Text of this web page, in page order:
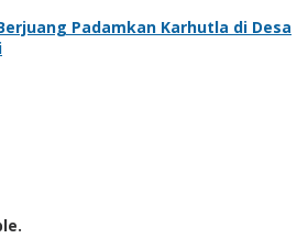
Padamkan Karhutla di Desa